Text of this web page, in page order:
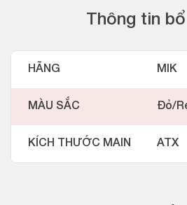
Thông tin
HÃNG MIK
MÀU SẮC Đỏ/
KÍCH THƯỚC MAIN ATX